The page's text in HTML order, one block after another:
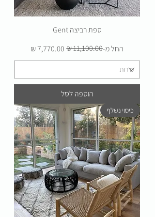
ספת רביצה Gent
החל מ-
מחיר רגיל
מחיר מבצע
הוספה לסל
כיסוי נשלף